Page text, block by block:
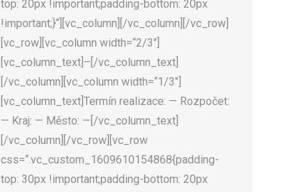
top: 20px !important;padding-bottom: 20px
!important;}“][vc_column][/vc_column][/vc_row]
[vc_row][vc_column width=“2/3″]
[vc_column_text]–[/vc_column_text]
[/vc_column][vc_column width=“1/3″]
[vc_column_text]Termín realizace: — Rozpočet:
— Kraj: — Město: —[/vc_column_text]
[/vc_column][/vc_row][vc_row
css=“.vc_custom_1609610154868{padding-
top: 30px !important;padding-bottom: 20px